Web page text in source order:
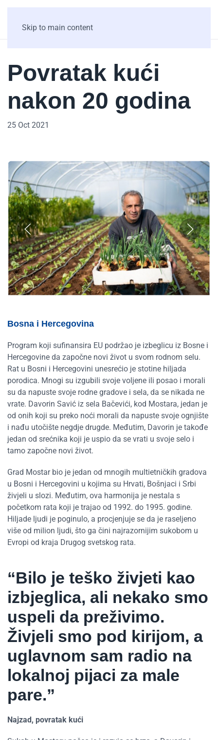
Skip to main content
Povratak kući
nakon 20 godina
25 Oct 2021
Bosna i Hercegovina
Program koji sufinansira EU podržao je izbeglicu iz Bosne i
Hercegovine da započne novi život u svom rodnom selu.
Rat u Bosni i Hercegovini unesrećio je stotine hiljada
porodica. Mnogi su izgubili svoje voljene ili posao i morali
su da napuste svoje rodne gradove i sela, da se nikada ne
vrate. Davorin Savić iz sela Bačevići, kod Mostara, jedan je
od onih koji su preko noći morali da napuste svoje ognjište
i nađu utočište negdje drugde. Međutim, Davorin je takođe
jedan od srećnika koji je uspio da se vrati u svoje selo i
tamo započne novi život.
Grad Mostar bio je jedan od mnogih multietničkih gradova
u Bosni i Hercegovini u kojima su Hrvati, Bošnjaci i Srbi
živjeli u slozi. Međutim, ova harmonija je nestala s
početkom rata koji je trajao od 1992. do 1995. godine.
Hiljade ljudi je poginulo, a procjenjuje se da je raseljeno
više od milion ljudi, što ga čini najrazornijim sukobom u
Evropi od kraja Drugog svetskog rata.
“Bilo je teško živjeti kao
izbjeglica, ali nekako smo
uspeli da preživimo.
Živjeli smo pod kirijom, a
uglavnom sam radio na
lokalnoj pijaci za male
pare.”
Najzad, povratak kući